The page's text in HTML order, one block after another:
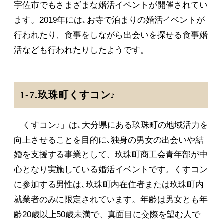
宇佐市でもさまざまな婚活イベントが開催されてい
ます。2019年には､お寺で泊まりの婚活イベントが
行われたり、食事をしながら出会いを探せる食事婚
活なども行われたりしたようです。
1-7.玖珠町くすコン♪
「くすコン♪」は､大分県にある玖珠町の地域活力を
向上させることを目的に､独身の男女の出会いや結
婚を支援する事業として、玖珠町商工会青年部が中
心となり実施している婚活イベントです。くすコン
に参加する男性は､玖珠町内在住者または玖珠町内
就業者のみに限定されています。年齢は男女とも年
齢20歳以上50歳未満で、真面目に交際を望む人で